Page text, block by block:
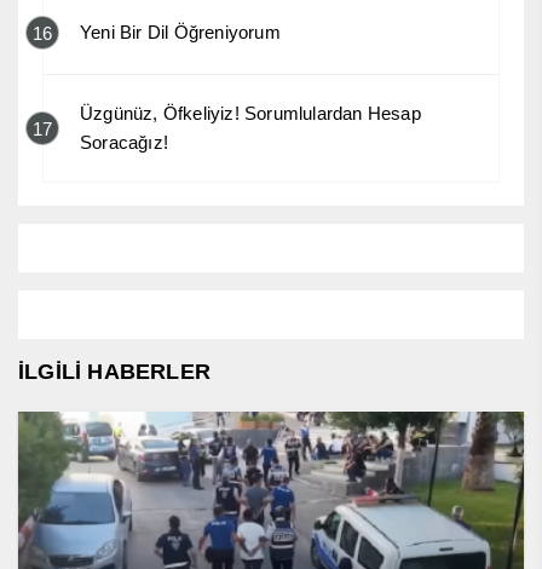
16 Yeni Bir Dil Öğreniyorum
17
Üzgünüz, Öfkeliyiz! Sorumlulardan Hesap
Soracağız!
İLGİLİ HABERLER